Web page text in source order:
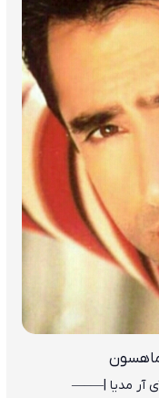
ماهسون
آر مدیا |—–—